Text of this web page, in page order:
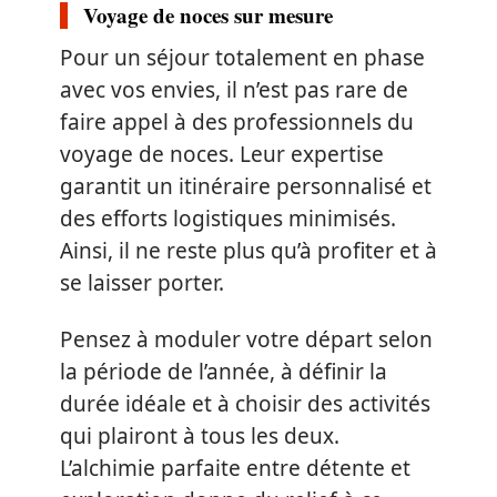
Voyage de noces sur mesure
Pour un séjour totalement en phase
avec vos envies, il n’est pas rare de
faire appel à des professionnels du
voyage de noces. Leur expertise
garantit un itinéraire personnalisé et
des efforts logistiques minimisés.
Ainsi, il ne reste plus qu’à profiter et à
se laisser porter.
Pensez à moduler votre départ selon
la période de l’année, à définir la
durée idéale et à choisir des activités
qui plairont à tous les deux.
L’alchimie parfaite entre détente et